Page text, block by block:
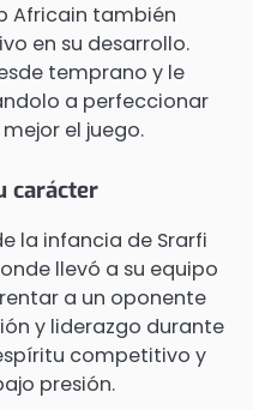
Africain también
en su desarrollo.
temprano y le
a perfeccionar
el juego.
carácter
la infancia de Srarfi
llevó a su equipo
a un oponente
y liderazgo durante
competitivo y
presión.